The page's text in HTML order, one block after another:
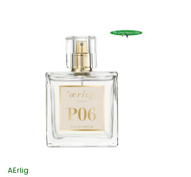
AErlig